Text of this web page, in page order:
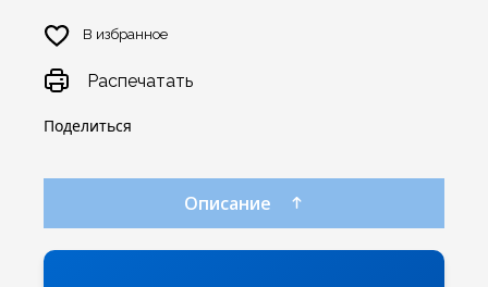
В избранное
Поделиться
Распечатать
Описание